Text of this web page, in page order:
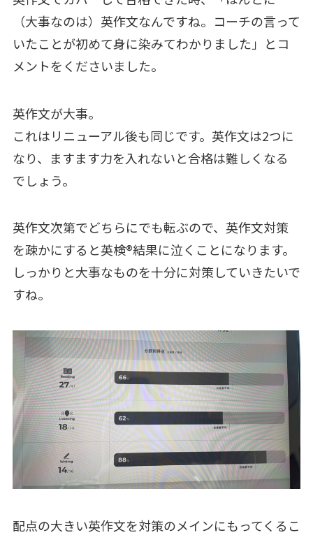
（大事なのは）英作文なんですね。コーチの言って
いたことが初めて身に染みてわかりました」とコ
メントをくださいました。
英作文が大事。
これはリニューアル後も同じです。英作文は2つに
なり、ますます力を入れないと合格は難しくなる
でしょう。
英作文次第でどちらにでも転ぶので、英作文対策
を疎かにすると英検®結果に泣くことになります。
しっかりと大事なものを十分に対策していきたいで
すね。
配点の大きい英作文を対策のメインにもってくるこ